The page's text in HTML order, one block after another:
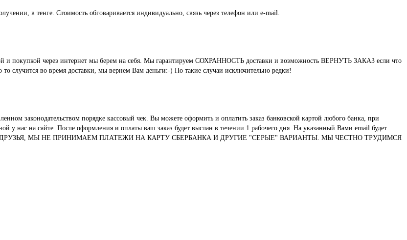
в тенге. Стоимость обговаривается индивидуально, связь через телефон или e-mail.
и покупкой через интернет мы берем на себя. Мы гарантируем СОХРАННОСТЬ доставки и возможность ВЕРНУТЬ ЗАКАЗ если что
случится во время доставки, мы вернем Вам деньги:-) Но такие случаи исключительно редки!
законодательством порядке кассовый чек. Вы можете оформить и оплатить заказ банковской картой любого банка, при
нас на сайте. После оформления и оплаты ваш заказ будет выслан в течении 1 рабочего дня. На указанный Вами email будет
раз ;-) ДРУЗЬЯ, МЫ НЕ ПРИНИМАЕМ ПЛАТЕЖИ НА КАРТУ СБЕРБАНКА И ДРУГИЕ "СЕРЫЕ" ВАРИАНТЫ. МЫ ЧЕСТНО ТРУДИМСЯ